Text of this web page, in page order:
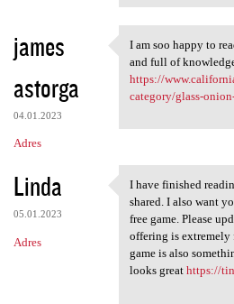
james
astorga
04.01.2023
Adres
I am soo happy
I am soo happy to
and full of
https://
category/glass-onion-
Linda
05.01.2023
Adres
I have finished
I have finished
shared. I also want
free game. Please
offering is
game is also
looks great https://